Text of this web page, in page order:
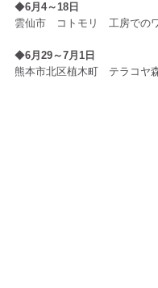
◆6月4～18日
雲仙市　コトモリ　工房での
◆6月29～7月1日
熊本市北区植木町　テラコヤ